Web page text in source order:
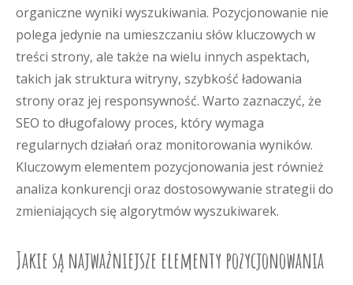
organiczne wyniki wyszukiwania. Pozycjonowanie nie
polega jedynie na umieszczaniu słów kluczowych w
treści strony, ale także na wielu innych aspektach,
takich jak struktura witryny, szybkość ładowania
strony oraz jej responsywność. Warto zaznaczyć, że
SEO to długofalowy proces, który wymaga
regularnych działań oraz monitorowania wyników.
Kluczowym elementem pozycjonowania jest również
analiza konkurencji oraz dostosowywanie strategii do
zmieniających się algorytmów wyszukiwarek.
Jakie są najważniejsze elementy pozycjonowania